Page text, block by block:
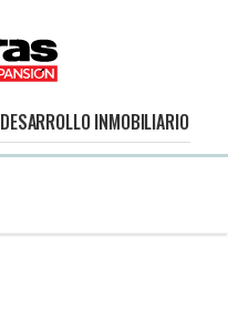
DESARROLLO INMOBILIARIO